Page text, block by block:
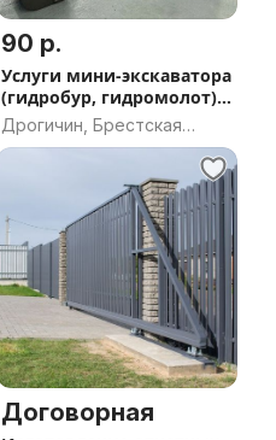
90 р.
Услуги мини-экскаватора
(гидробур, гидромолот) в
ДРОГИЧИНЕ
Дрогичин, Брестская
область
Договорная